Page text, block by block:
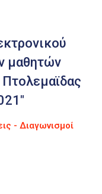
μαθητών
- Διαγωνισμοί